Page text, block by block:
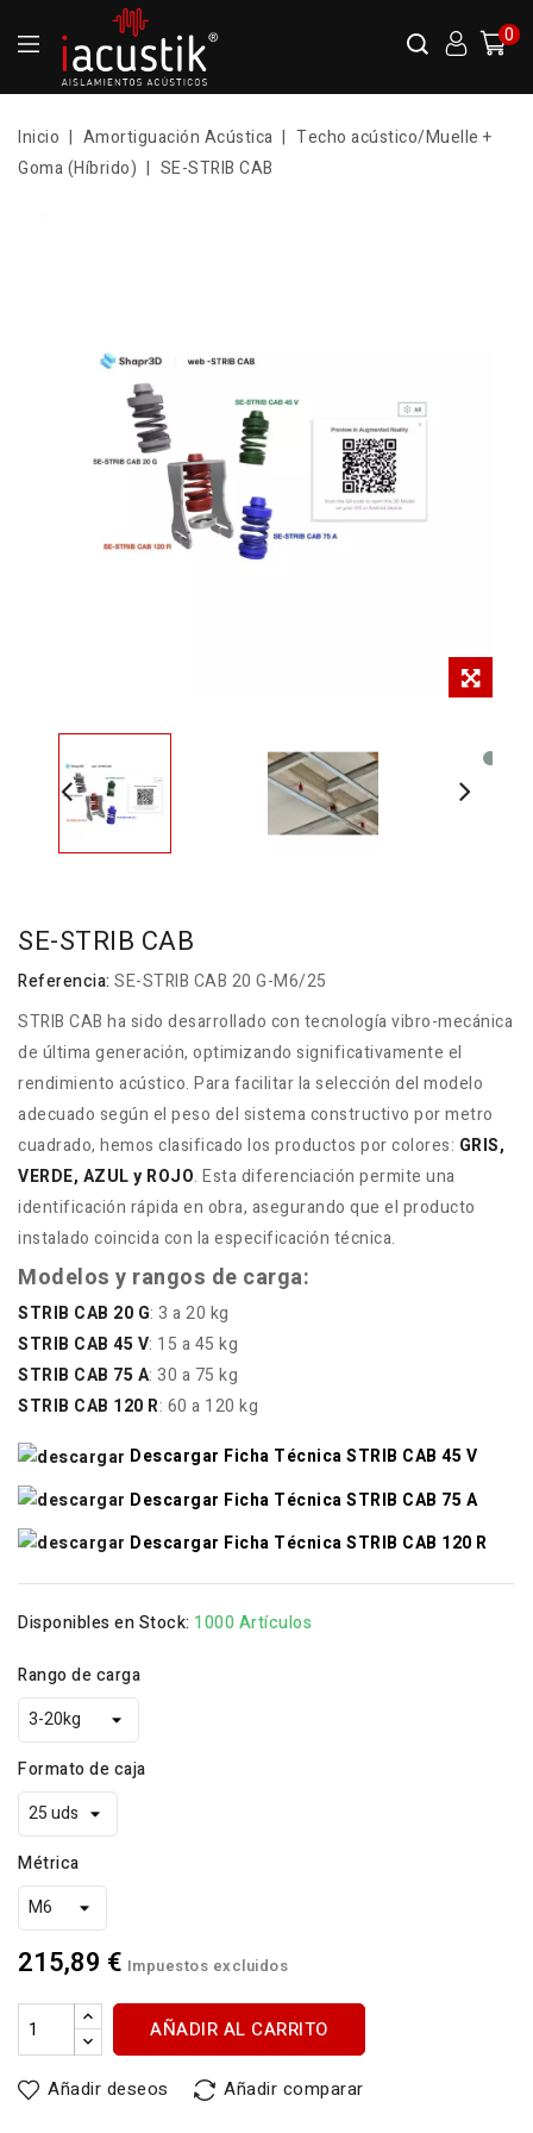
0
Inicio Amortiguación Acústica
Techo acústico/Muelle +
Goma (Híbrido)
SE-STRIB CAB
SE-STRIB CAB
Referencia: SE-STRIB CAB 20 G-M6/25
STRIB CAB ha sido desarrollado con tecnología vibro-mecánica
de última generación, optimizando significativamente el
rendimiento acústico. Para facilitar la selección del modelo
adecuado según el peso del sistema constructivo por metro
cuadrado, hemos clasificado los productos por colores: GRIS,
VERDE, AZUL y ROJO. Esta diferenciación permite una
identificación rápida en obra, asegurando que el producto
instalado coincida con la especificación técnica.
Modelos y rangos de carga:
STRIB CAB 20 G: 3 a 20 kg
STRIB CAB 45 V: 15 a 45 kg
STRIB CAB 75 A: 30 a 75 kg
STRIB CAB 120 R: 60 a 120 kg
Descargar Ficha Técnica STRIB CAB 45 V
Descargar Ficha Técnica STRIB CAB 75 A
Descargar Ficha Técnica STRIB CAB 120 R
Disponibles en Stock: 1000 Artículos
Rango de carga
Formato de caja
Métrica
215,89 € Impuestos excluidos
AÑADIR AL CARRITO
Añadir deseos Añadir comparar